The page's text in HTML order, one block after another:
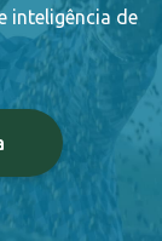
inteligência de